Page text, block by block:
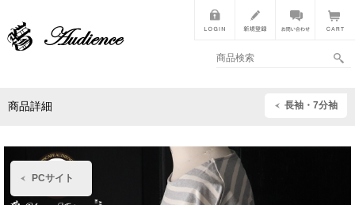
PCサイト
商品詳細 長袖・7分袖